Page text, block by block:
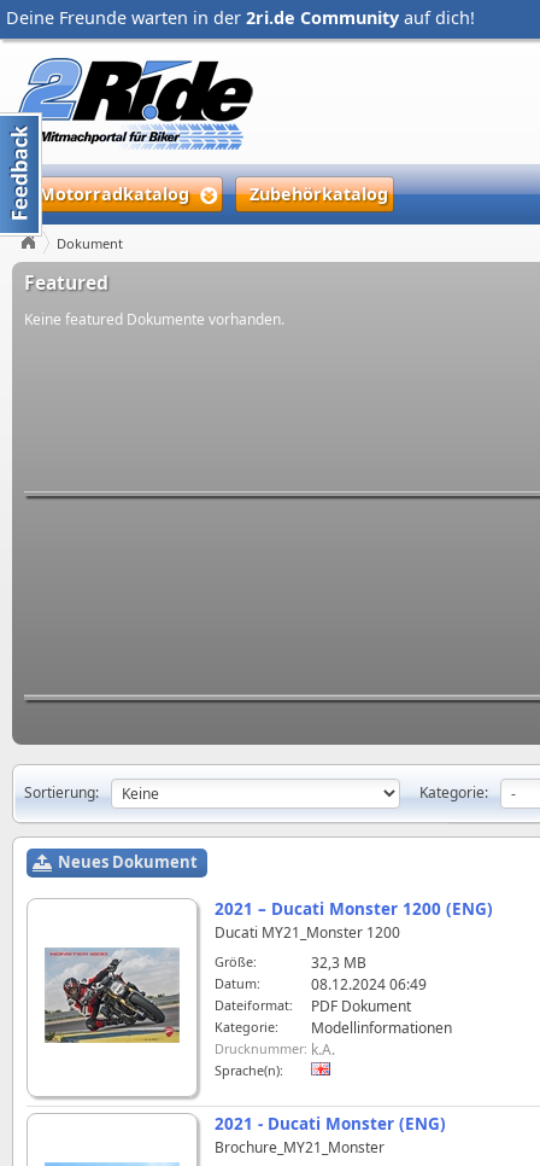
Deine Freunde warten in der 2ri.de Community auf dich!
Motorradkatalog Zubehörkatalog
Dokument
Featured
Keine featured Dokumente vorhanden.
Sortierung: Kategorie:
Neues Dokument
2021 – Ducati Monster 1200 (ENG)
Ducati MY21_Monster 1200
Größe: 32,3 MB
Datum: 08.12.2024 06:49
Dateiformat: PDF Dokument
Kategorie: Modellinformationen
Drucknummer: k.A.
Sprache(n):
2021 - Ducati Monster (ENG)
Brochure_MY21_Monster